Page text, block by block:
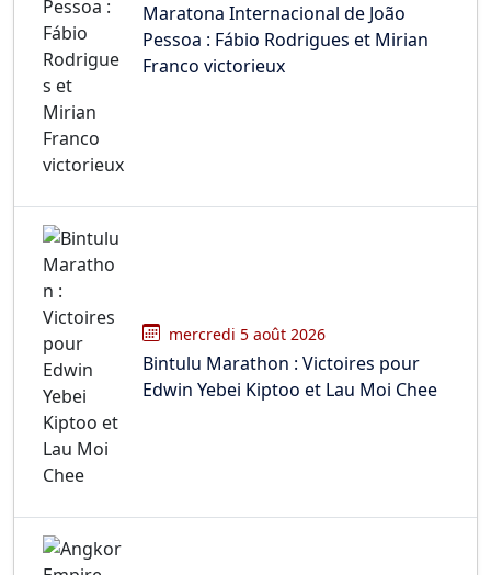
Maratona Internacional de João
Pessoa : Fábio Rodrigues et Mirian
Franco victorieux
mercredi 5 août 2026
Bintulu Marathon : Victoires pour
Edwin Yebei Kiptoo et Lau Moi Chee